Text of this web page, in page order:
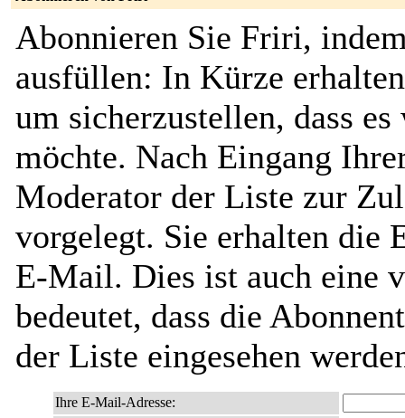
Abonnieren Sie Friri,
ausfüllen: In Kürze
um sicherzustellen, dass
möchte. Nach Eingang
Moderator der Liste zur
vorgelegt. Sie erhalten die
E-Mail. Dies ist auch eine
bedeutet, dass die
der Liste eingesehen
Ihre E-Mail-Adresse: